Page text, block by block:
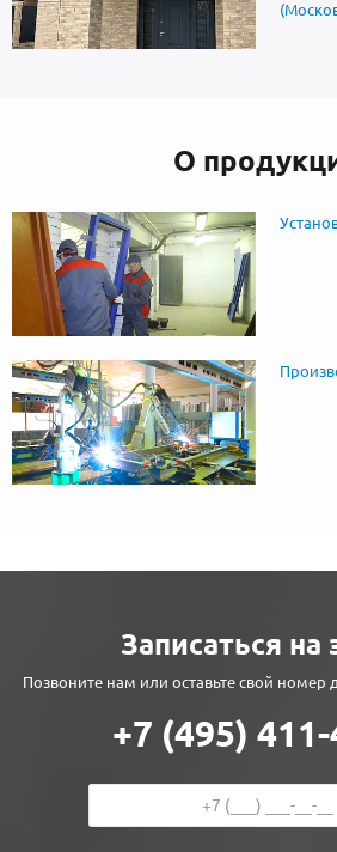
О
Записаться на
Позвоните нам или оставьте свой номер
+7 (495) 411-